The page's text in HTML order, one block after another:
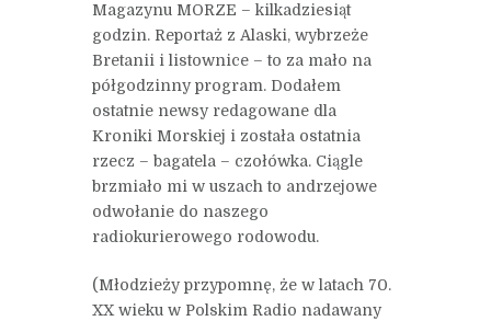
Magazynu MORZE – kilkadziesiąt
godzin. Reportaż z Alaski, wybrzeże
Bretanii i listownice – to za mało na
półgodzinny program. Dodałem
ostatnie newsy redagowane dla
Kroniki Morskiej i została ostatnia
rzecz – bagatela – czołówka. Ciągle
brzmiało mi w uszach to andrzejowe
odwołanie do naszego
radiokurierowego rodowodu.
(Młodzieży przypomnę, że w latach 70.
XX wieku w Polskim Radio nadawany